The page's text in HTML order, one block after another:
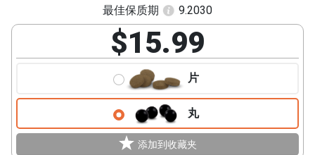
最佳保质期 9.2030
$15.99
片
丸
添加到收藏夹